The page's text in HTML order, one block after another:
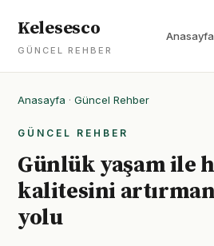
Kelesesco
GÜNCEL REHBER
Anasayfa
Anasayfa · Güncel Rehber
GÜNCEL REHBER
Günlük yaşam ile
kalitesini
yolu